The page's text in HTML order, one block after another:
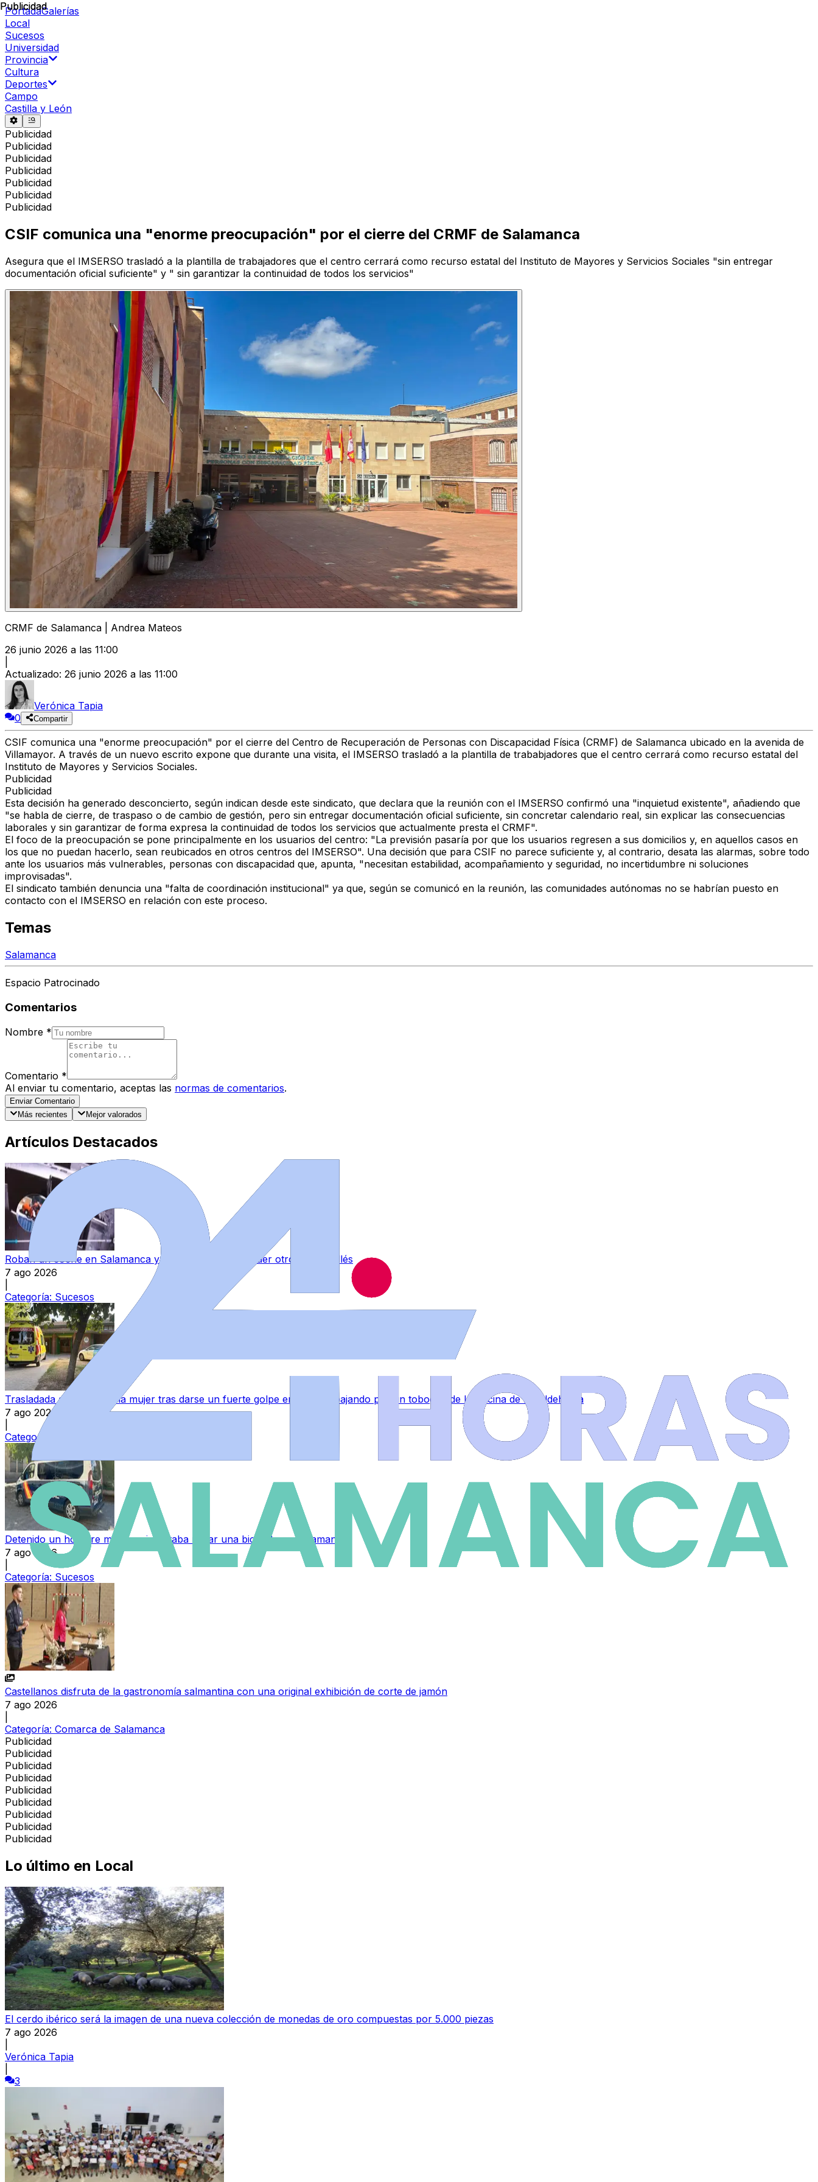
PortadaGalerías
Local
Sucesos
Universidad
Provincia
Cultura
Deportes
Campo
Castilla y León
Publicidad
Publicidad
Publicidad
Publicidad
Publicidad
Publicidad
Publicidad
Publicidad
CSIF comunica una "enorme preocupación" por el cierre del CRMF de Salamanca
Asegura que el IMSERSO trasladó a la plantilla de trabajadores que el centro cerrará como recurso estatal del Instituto de Mayores y Servicios Sociales "sin entregar
documentación oficial suficiente" y " sin garantizar la continuidad de todos los servicios"
CRMF de Salamanca | Andrea Mateos
26 junio 2026 a las 11:00
Actualizado: 26 junio 2026 a las 11:00
Verónica Tapia
0
Compartir
CSIF comunica una "enorme preocupación" por el cierre del Centro de Recuperación de Personas con Discapacidad Física (CRMF) de Salamanca ubicado en la avenida de
Villamayor. A través de un nuevo escrito expone que durante una visita, el IMSERSO trasladó a la plantilla de trababjadores que el centro cerrará como recurso estatal del
Instituto de Mayores y Servicios Sociales.
Publicidad
Publicidad
Esta decisión ha generado desconcierto, según indican desde este sindicato, que declara que la reunión con el IMSERSO confirmó una "inquietud existente", añadiendo que
"se habla de cierre, de traspaso o de cambio de gestión, pero sin entregar documentación oficial suficiente, sin concretar calendario real, sin explicar las consecuencias
laborales y sin garantizar de forma expresa la continuidad de todos los servicios que actualmente presta el CRMF".
El foco de la preocupación se pone principalmente en los usuarios del centro: "La previsión pasaría por que los usuarios regresen a sus domicilios y, en aquellos casos en
los que no puedan hacerlo, sean reubicados en otros centros del IMSERSO". Una decisión que para CSIF no parece suficiente y, al contrario, desata las alarmas, sobre todo
ante los usuarios más vulnerables, personas con discapacidad que, apunta, "necesitan estabilidad, acompañamiento y seguridad, no incertidumbre ni soluciones
improvisadas".
El sindicato también denuncia una "falta de coordinación institucional" ya que, según se comunicó en la reunión, las comunidades autónomas no se habrían puesto en
contacto con el IMSERSO en relación con este proceso.
Temas
Salamanca
Espacio Patrocinado
Comentarios
Nombre *
Comentario *
Al enviar tu comentario, aceptas las normas de comentarios.
Enviar Comentario
Más recientes
Mejor valorados
Artículos Destacados
Roban un coche en Salamanca y lo utilizan para sustraer otro en La Vellés
7 ago 2026
Categoría: Sucesos
Trasladada al hospital una mujer tras darse un fuerte golpe en la nuca bajando por un tobogán de la piscina de La Aldehuela
7 ago 2026
Categoría:
Detenido un hombre mientras intentaba robar una bicicleta en Salamanca
7 ago 2026
Categoría: Sucesos
Castellanos disfruta de la gastronomía salmantina con una original exhibición de corte de jamón
7 ago 2026
Categoría: Comarca de Salamanca
Publicidad
Publicidad
Publicidad
Publicidad
Publicidad
Publicidad
Publicidad
Publicidad
Publicidad
Lo último en Local
El cerdo ibérico será la imagen de una nueva colección de monedas de oro compuestas por 5.000 piezas
7 ago 2026
Verónica Tapia
3
Publicidad